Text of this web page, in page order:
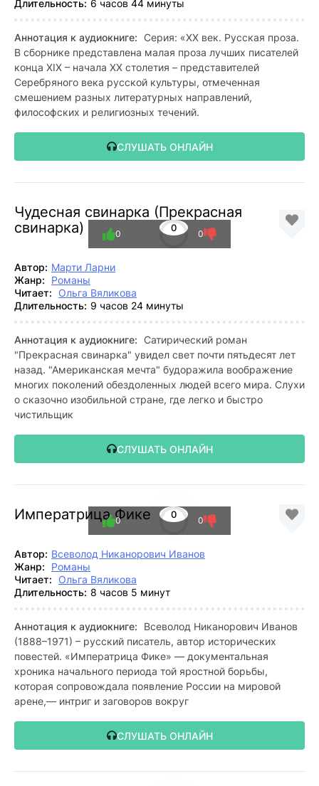
Длительность: 6 часов 44 минуты
Аннотация к аудиокниге: Серия: «XX век. Русская проза.
В сборнике представлена малая проза лучших писателей
конца XIX – начала XX столетия – представителей
Серебряного века русской культуры, отмеченная
смешением разных литературных направлений,
философских и религиозных течений.
СЛУШАТЬ ОНЛАЙН
Чудесная свинарка (Прекрасная
свинарка)
0
0 0
Автор: Марти Ларни
Жанр:
Романы
Читает: Ольга Вяликова
Длительность: 9 часов 24 минуты
Аннотация к аудиокниге: Сатирический роман
"Прекрасная свинарка" увидел свет почти пятьдесят лет
назад. "Американская мечта" будоражила воображение
многих поколений обездоленных людей всего мира. Слухи
о сказочно изобильной стране, где легко и быстро
чистильщик
СЛУШАТЬ ОНЛАЙН
Императрица Фике 0
0 0
Автор: Всеволод Никанорович Иванов
Жанр:
Романы
Читает: Ольга Вяликова
Длительность: 8 часов 5 минут
Аннотация к аудиокниге:
Всеволод Никанорович Иванов
(1888–1971) – русский писатель, автор исторических
повестей. «Императрица Фике» — документальная
хроника начального периода той яростной борьбы,
которая сопровождала появление России на мировой
арене,— интриг и заговоров вокруг
СЛУШАТЬ ОНЛАЙН